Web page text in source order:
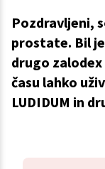
Pozdravljeni,
prostate. Bil
drugo zalodex
času lahko
LUDIDUM in